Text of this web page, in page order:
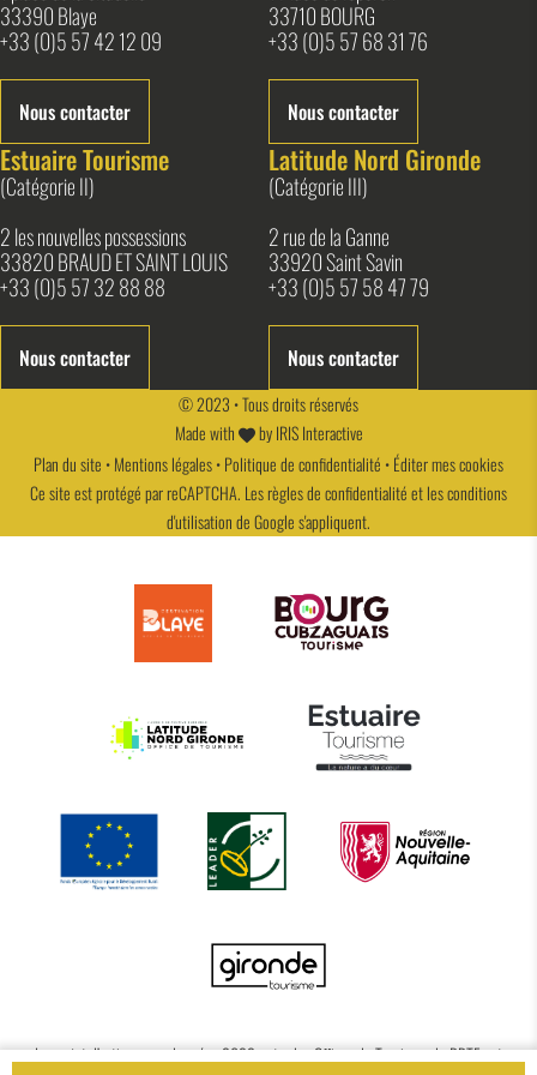
33390 Blaye
+33 (0)5 57 42 12 09
Nous contacter
33710 BOURG
+33 (0)5 57 68 31 76
Nous contacter
Estuaire Tourisme
(Catégorie II)
2 les nouvelles possessions
33820 BRAUD ET SAINT LOUIS
+33 (0)5 57 32 88 88
Nous contacter
Latitude Nord Gironde
(Catégorie III)
2 rue de la Ganne
33920 Saint Savin
+33 (0)5 57 58 47 79
Nous contacter
© 2023 • Tous droits réservés
Made with
byIRIS Interactive
Plan du site •Mentions légales•Politique de confidentialité •Éditer mes cookies
Ce site est protégé par reCAPTCHA. Lesrègles de confidentialitéet lesconditions
d'utilisationde Google s'appliquent.
Le projet d’actions coordonnées 2022 entre les Offices de Tourisme de BBTE est